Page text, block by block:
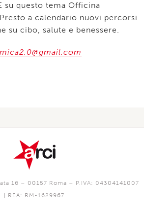
su questo tema Officina
a calendario nuovi percorsi
su cibo, salute e benessere.
16 – 00157 Roma – P.IVA: 04304141007
| REA: RM-1629967